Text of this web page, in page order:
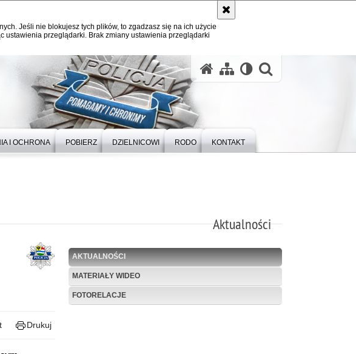
Jeśli nie blokujesz tych plików, to zgadzasz się na ich użycie
ustawienia przeglądarki. Brak zmiany ustawienia przeglądarki
I OCHRONA POBIERZ DZIELNICOWI RODO KONTAKT
Aktualności
Drukuj
AKTUALNOŚCI
MATERIAŁY WIDEO
FOTORELACJE